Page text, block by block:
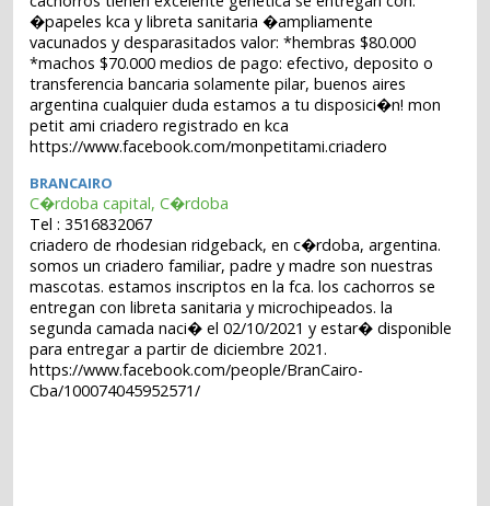
�papeles kca y libreta sanitaria �ampliamente
vacunados y desparasitados valor: *hembras $80.000
*machos $70.000 medios de pago: efectivo, deposito o
transferencia bancaria solamente pilar, buenos aires
argentina cualquier duda estamos a tu disposici�n! mon
petit ami criadero registrado en kca
https://www.facebook.com/monpetitami.criadero
BRANCAIRO
C�rdoba capital, C�rdoba
Tel : 3516832067
criadero de rhodesian ridgeback, en c�rdoba, argentina.
somos un criadero familiar, padre y madre son nuestras
mascotas. estamos inscriptos en la fca. los cachorros se
entregan con libreta sanitaria y microchipeados. la
segunda camada naci� el 02/10/2021 y estar� disponible
para entregar a partir de diciembre 2021.
https://www.facebook.com/people/BranCairo-
Cba/100074045952571/